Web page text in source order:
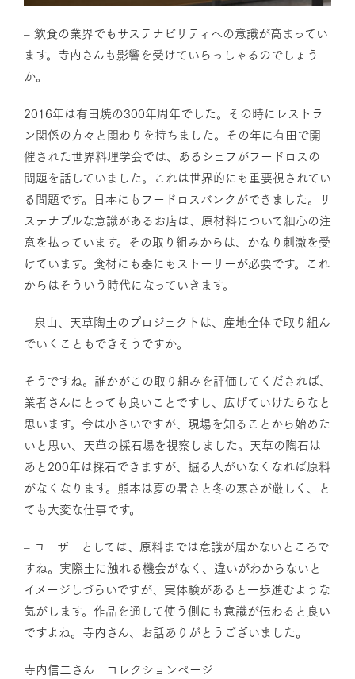
– 飲食の業界でもサステナビリティへの意識が高まってい
ます。寺内さんも影響を受けていらっしゃるのでしょう
か。
2016年は有田焼の300年周年でした。その時にレストラ
ン関係の方々と関わりを持ちました。その年に有田で開
催された世界料理学会では、あるシェフがフードロスの
問題を話していました。これは世界的にも重要視されてい
る問題です。日本にもフードロスバンクができました。サ
ステナブルな意識があるお店は、原材料について細心の注
意を払っています。その取り組みからは、かなり刺激を受
けています。食材にも器にもストーリーが必要です。これ
からはそういう時代になっていきます。
– 泉山、天草陶土のプロジェクトは、産地全体で取り組ん
でいくこともできそうですか。
そうですね。誰かがこの取り組みを評価してくだされば、
業者さんにとっても良いことですし、広げていけたらなと
思います。今は小さいですが、現場を知ることから始めた
いと思い、天草の採石場を視察しました。天草の陶石は
あと200年は採石できますが、掘る人がいなくなれば原料
がなくなります。熊本は夏の暑さと冬の寒さが厳しく、と
ても大変な仕事です。
– ユーザーとしては、原料までは意識が届かないところで
すね。実際土に触れる機会がなく、違いがわからないと
イメージしづらいですが、実体験があると一歩進むような
気がします。作品を通して使う側にも意識が伝わると良い
ですよね。寺内さん、お話ありがとうございました。
寺内信二さん コレクションページ